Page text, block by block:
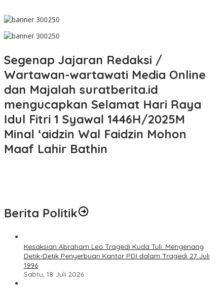
Segenap Jajaran Redaksi /
Wartawan-wartawati Media Online
dan Majalah suratberita.id
mengucapkan Selamat Hari Raya
Idul Fitri 1 Syawal 1446H/2025M
Minal ‘aidzin Wal Faidzin Mohon
Maaf Lahir Bathin
Berita Politik
Kesaksian Abraham Leo Tragedi Kuda Tuli: Mengenang
Detik-Detik Penyerbuan Kantor PDI dalam Tragedi 27 Juli
1996
Sabtu, 18 Juli 2026